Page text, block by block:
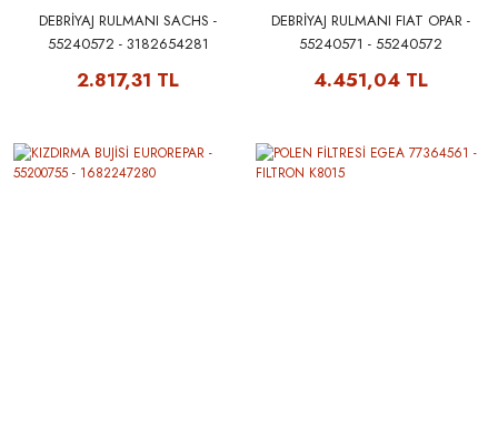
DEBRİYAJ RULMANI SACHS -
55240572 - 3182654281
2.817,31 TL
DEBRİYAJ RULMANI FIAT OPAR -
55240571 - 55240572
4.451,04 TL